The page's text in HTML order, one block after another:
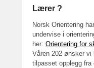
Lærer ?
Norsk Orientering
undervise i
her: Orientering for
Våren 202 ønsker
tilpasset opplegg